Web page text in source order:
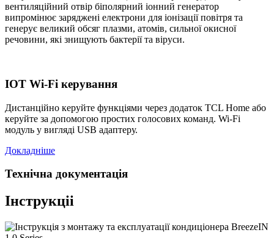
вентиляційний отвір біполярний іонний генератор
випромінює заряджені електрони для іонізації повітря та
генерує великий обсяг плазми, атомів, сильної окисної
речовини, які знищують бактерії та віруси.
IOT Wi-Fi керування
Дистанційно керуйте функціями через додаток TCL Home або
керуйте за допомогою простих голосових команд. Wi-Fi
модуль у вигляді USB адаптеру.
Докладніше
Технічна документація
Інструкціі